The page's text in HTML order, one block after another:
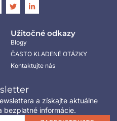
Užitočné odkazy
Blogy
ČASTO KLADENÉ OTÁZKY
Kontaktujte nás
a získajte aktuálne
bezplatné informácie.